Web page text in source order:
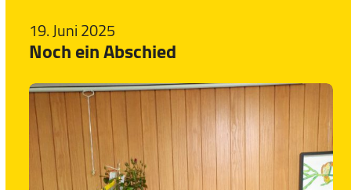
19. Juni 2025
Noch ein Abschied